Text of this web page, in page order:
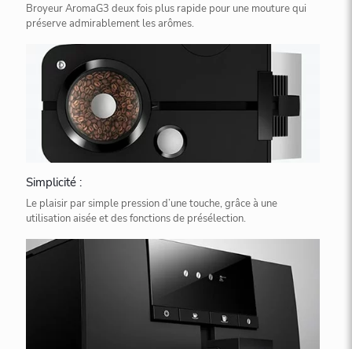
Broyeur AromaG3 deux fois plus rapide pour une mouture qui
préserve admirablement les arômes.
Simplicité :
Le plaisir par simple pression d’une touche, grâce à une
utilisation aisée et des fonctions de présélection.